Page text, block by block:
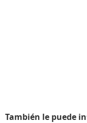
También le puede